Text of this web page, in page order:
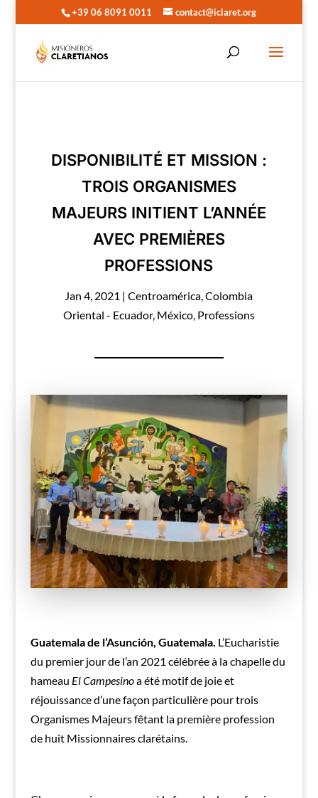
+39 06 8091 0011 contact@iclaret.org
DISPONIBILITÉ ET MISSION :
TROIS ORGANISMES
MAJEURS INITIENT L’ANNÉE
AVEC PREMIÈRES
PROFESSIONS
Jan 4, 2021 |Centroamérica,Colombia
Oriental - Ecuador, México, Professions
Guatemala de l’Asunción, Guatemala. L’Eucharistie
du premier jour de l’an 2021 célébrée à la chapelle du
hameau El Campesinoa été motif de joie et
réjouissance d’une façon particulière pour trois
Organismes Majeurs fêtant la première profession
de huit Missionnaires clarétains.